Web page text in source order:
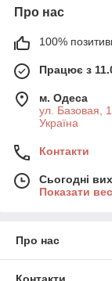
Про нас
100%
Працює з
м. Одеса
ул. Базовая,
Україна
Контакти
Сьогодні
Показати
Про нас